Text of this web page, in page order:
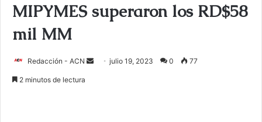
MIPYMES superaron los RD$58
mil MM
Redacción - ACN julio 19, 2023 0 77
2 minutos de lectura